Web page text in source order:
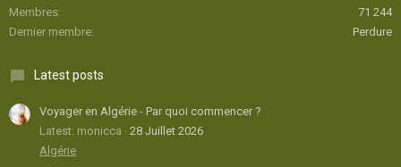
Membres
71 244
Dernier membre
Perdure
Latest posts
Voyager en Algérie - Par quoi commencer ?
Latest: monicca
28 Juillet 2026
Algérie